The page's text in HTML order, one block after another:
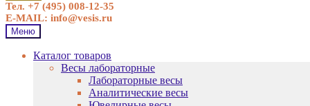
Тел. +7 (495) 008-12-35
E-MAIL: info@vesis.ru
Меню
Каталог товаров
Весы лабораторные
Лабораторные весы
Аналитические весы